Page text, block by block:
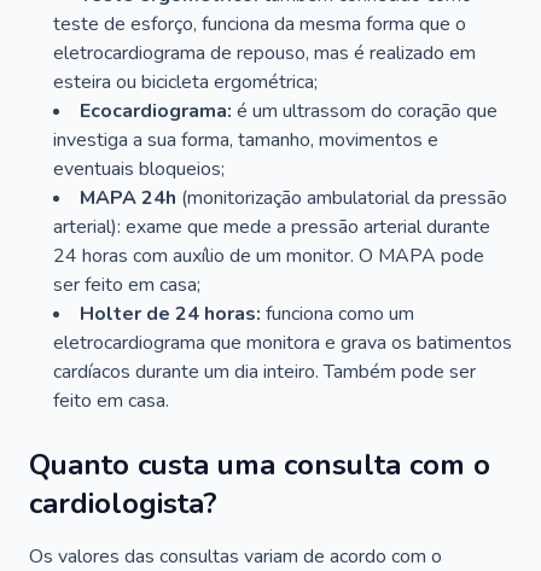
teste de esforço, funciona da mesma forma que o
eletrocardiograma de repouso, mas é realizado em
esteira ou bicicleta ergométrica;
Ecocardiograma: é um ultrassom do coração que
investiga a sua forma, tamanho, movimentos e
eventuais bloqueios;
MAPA 24h (monitorização ambulatorial da pressão
arterial): exame que mede a pressão arterial durante
24 horas com auxílio de um monitor. O MAPA pode
ser feito em casa;
Holter de 24 horas: funciona como um
eletrocardiograma que monitora e grava os batimentos
cardíacos durante um dia inteiro. Também pode ser
feito em casa.
Quanto custa uma consulta com o
cardiologista?
Os valores das consultas variam de acordo com o